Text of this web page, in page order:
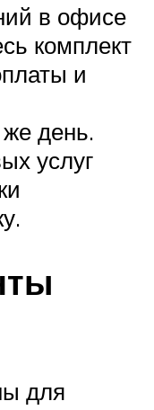
в офисе
комплект
и
день.
услуг
для